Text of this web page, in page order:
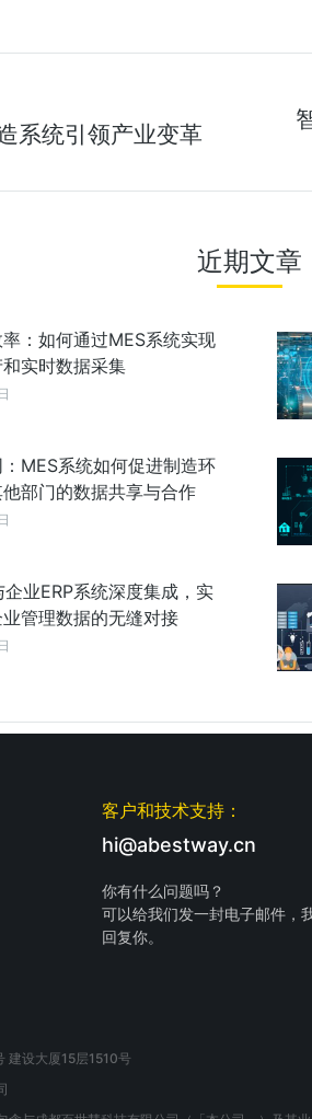
系统引领产业变革
近期文章
：如何通过MES系统实现
实时数据采集
MES系统如何促进制造环
部门的数据共享与合作
业ERP系统深度集成，实
管理数据的无缝对接
客户和技术支持：
hi@abestway.cn
你有什么问题吗？
可以给我们发一封电子邮件，
回复你。
建设大厦15层1510号